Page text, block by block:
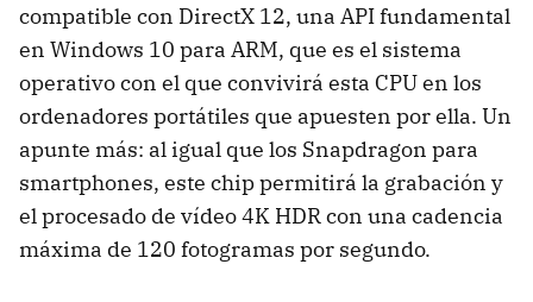
compatible con DirectX 12, una API fundamental
en Windows 10 para ARM, que es el sistema
operativo con el que convivirá esta CPU en los
ordenadores portátiles que apuesten por ella. Un
apunte más: al igual que los Snapdragon para
smartphones, este chip permitirá la grabación y
el procesado de vídeo 4K HDR con una cadencia
máxima de 120 fotogramas por segundo.